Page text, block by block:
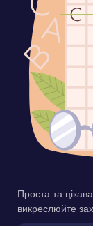
Проста та
викреслюйте